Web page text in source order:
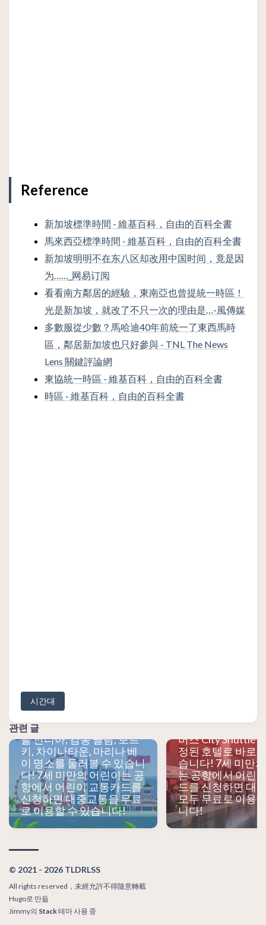
Reference
新加坡標準時間 - 維基百科，自由的百科全書
馬來西亞標準時間 - 維基百科，自由的百科全書
新加坡明明不在东八区却改用中国时间，竟是因
为……_网易订阅
看看南方鄰居的經驗，東南亞也曾提統一時區！
光是新加坡，就改了不只一次的理由是…-風傳媒
多數服從少數？馬哈迪40年前統一了東西馬時
區，鄰居新加坡也只好參與 - TNL The News
Lens 關鍵評論網
東協統一時區 - 維基百科，自由的百科全書
時區 - 維基百科，自由的百科全書
시간대
관련 글
요! 관광버스를 타고 마리
나 베이 샌즈, 풀러턴 호텔,
르 식물원, 오차드로드, 리
틀 인디아, 캄퐁 글람, 보트
키, 차이나타운, 마리나 베
이 명소를 둘러볼 수 있습니
다! 7세 미만의 어린이는 공
항에서 어린이 교통카드를
신청하면 대중교통을 무료
로 이용할 수 있습니다!
예약하여 싱가포
버스 City Shuttle
정된 호텔로 바로
습니다! 7세 미만
는 공항에서 어린
드를 신청하면 대
모두 무료로 이용
니다!
© 2021 - 2026 TLDRLSS
All rights reserved，未經允許不得隨意轉載
Hugo로 만듦
Jimmy의 Stack테마 사용 중